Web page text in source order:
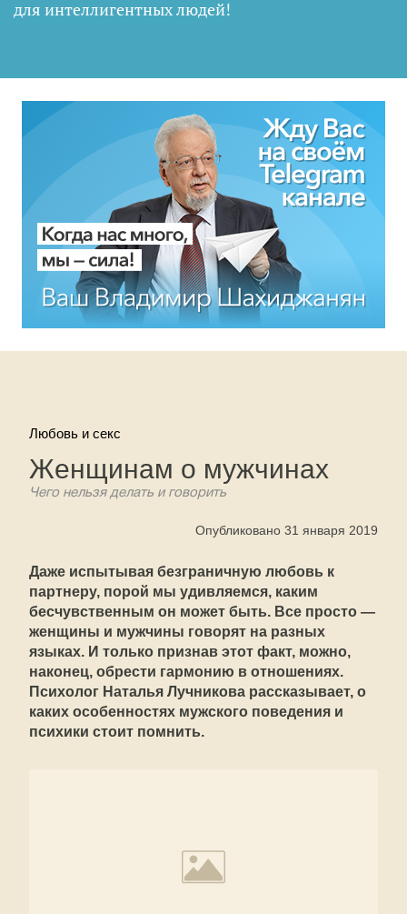
для интеллигентных людей!
Любовь и секс
Женщинам о мужчинах
Чего нельзя делать и говорить
Опубликовано 31 января 2019
Даже испытывая безграничную любовь к
партнеру, порой мы удивляемся, каким
бесчувственным он может быть. Все просто —
женщины и мужчины говорят на разных
языках. И только признав этот факт, можно,
наконец, обрести гармонию в отношениях.
Психолог Наталья Лучникова рассказывает, о
каких особенностях мужского поведения и
психики стоит помнить.